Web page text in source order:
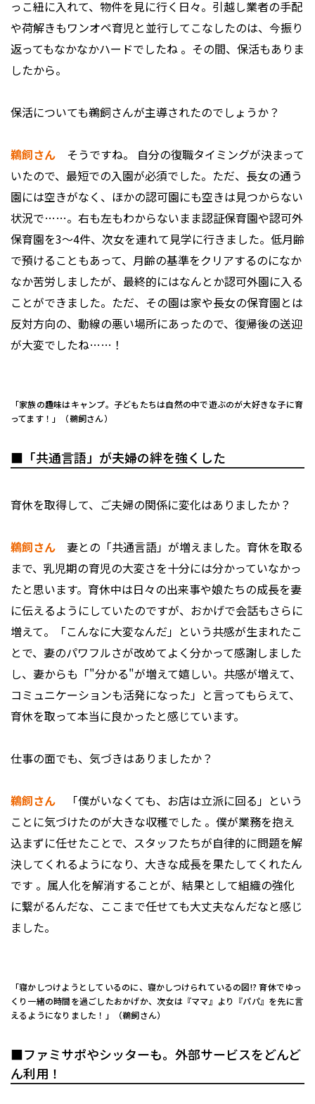
っこ紐に入れて、物件を見に行く日々。引越し業者の手配
や荷解きもワンオペ育児と並行してこなしたのは、今振り
返ってもなかなかハードでしたね 。その間、保活もありま
したから。
――保活についても鵜飼さんが主導されたのでしょうか？
鵜飼さん そうですね。 自分の復職タイミングが決まって
いたので、最短での入園が必須でした。ただ、長女の通う
園には空きがなく、ほかの認可園にも空きは見つからない
状況で……。右も左もわからないまま認証保育園や認可外
保育園を3〜4件、次女を連れて見学に行きました。低月齢
で預けることもあって、月齢の基準をクリアするのになか
なか苦労しましたが、最終的にはなんとか認可外園に入る
ことができました。ただ、その園は家や長女の保育園とは
反対方向の、動線の悪い場所にあったので、復帰後の送迎
が大変でしたね……！
「家族の趣味はキャンプ。子どもたちは自然の中で遊ぶのが大好きな子に育
ってます！」（鵜飼さん）
■「共通言語」が夫婦の絆を強くした
――育休を取得して、ご夫婦の関係に変化はありましたか？
鵜飼さん 妻との「共通言語」が増えました。育休を取る
まで、乳児期の育児の大変さを十分には分かっていなかっ
たと思います。育休中は日々の出来事や娘たちの成長を妻
に伝えるようにしていたのですが、おかげで会話もさらに
増えて。「こんなに大変なんだ」という共感が生まれたこ
とで、妻のパワフルさが改めてよく分かって感謝しました
し、妻からも「"分かる"が増えて嬉しい。共感が増えて、
コミュニケーションも活発になった」と言ってもらえて、
育休を取って本当に良かったと感じています。
――仕事の面でも、気づきはありましたか？
鵜飼さん 「僕がいなくても、お店は立派に回る」という
ことに気づけたのが大きな収穫でした 。僕が業務を抱え
込まずに任せたことで、スタッフたちが自律的に問題を解
決してくれるようになり、大きな成長を果たしてくれたん
です 。属人化を解消することが、結果として組織の強化
に繋がるんだな、ここまで任せても大丈夫なんだなと感じ
ました。
「寝かしつけようとしているのに、寝かしつけられているの図!? 育休でゆっ
くり一緒の時間を過ごしたおかげか、次女は『ママ』より『パパ』を先に言
えるようになりました！」（鵜飼さん）
■ファミサポやシッターも。外部サービスをどんど
ん利用！